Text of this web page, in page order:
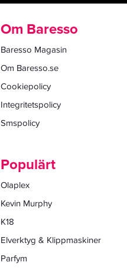
Om Baresso
Baresso Magasin
Om Baresso.se
Cookiepolicy
Integritetspolicy
Smspolicy
Populärt
Olaplex
Kevin Murphy
K18
Elverktyg & Klippmaskiner
Parfym